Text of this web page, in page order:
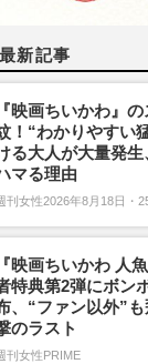
新記事
『映画ちいかわ』
！“わかりやすい
る大人が大量発
マる理由
刊女性2026年8月18日・
『映画ちいかわ 人
特典第2弾にボン
、“ファン以外”
のラスト
刊女性PRIME